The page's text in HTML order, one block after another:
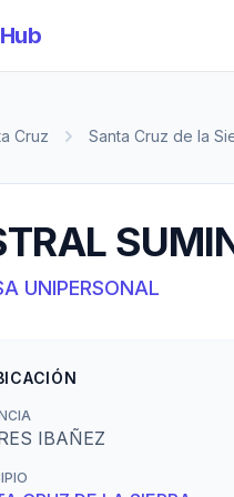
Hub
Cruz Santa Cruz de la
UNIPERSONAL
IBAÑEZ